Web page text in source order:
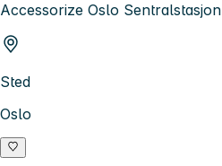
Accessorize Oslo Sentralstasjon
Sted
Oslo